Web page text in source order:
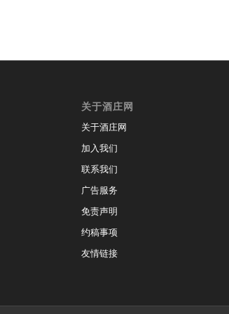
关于酒庄网
关于酒庄网
加入我们
联系我们
广告服务
免责声明
约稿事项
友情链接